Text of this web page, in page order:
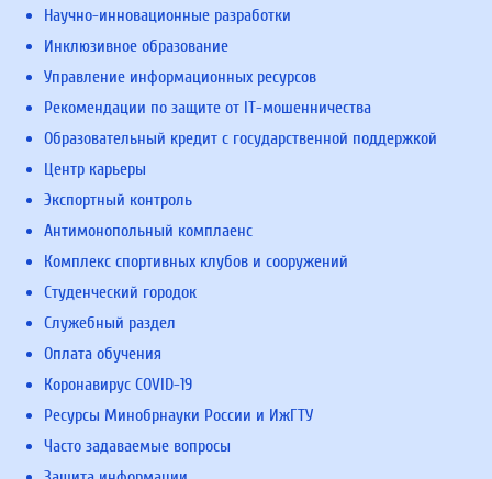
Научно-инновационные разработки
Инклюзивное образование
Управление информационных ресурсов
Рекомендации по защите от IT-мошенничества
Образовательный кредит с государственной поддержкой
Центр карьеры
Экспортный контроль
Антимонопольный комплаенс
Комплекс спортивных клубов и сооружений
Студенческий городок
Служебный раздел
Оплата обучения
Коронавирус COVID-19
Ресурсы Минобрнауки России и ИжГТУ
Часто задаваемые вопросы